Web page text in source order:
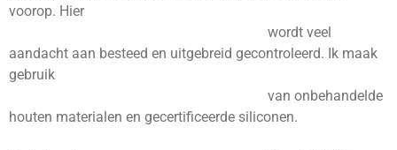
voorop. Hier
wordt veel
aandacht aan besteed en uitgebreid gecontroleerd. Ik maak
gebruik
van onbehandelde
houten materialen en gecertificeerde siliconen.